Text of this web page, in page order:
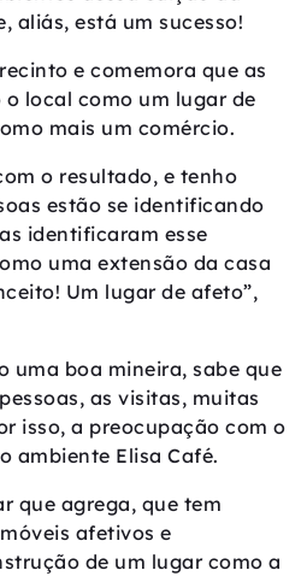
aliás, está um sucesso!
e comemora que as
local como um lugar de
mais um comércio.
o resultado, e tenho
estão se identificando
identificaram esse
uma extensão da casa
Um lugar de afeto”,
uma boa mineira, sabe que
as visitas, muitas
isso, a preocupação com o
ambiente Elisa Café.
que agrega, que tem
afetivos e
de um lugar como a